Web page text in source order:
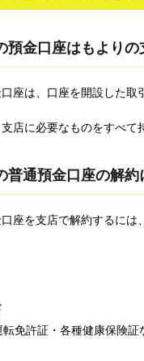
預金口座はもより
座は、口座を開設した取
店に必要なものをすべて
普通預金口座の解約
座を支店で解約するには
免許証・各種健康保険証